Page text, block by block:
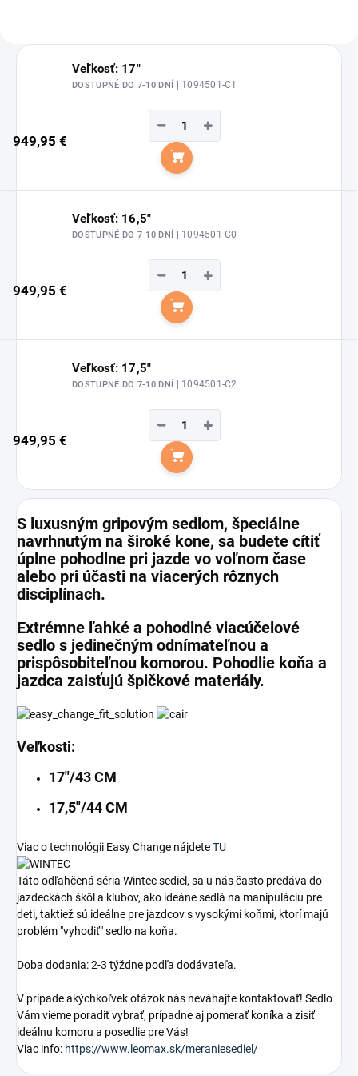
Veľkosť: 17"
DOSTUPNÉ DO 7-10 DNÍ | 1094501-C1
949,95 €
+
−
Do košíka
Veľkosť: 16,5"
DOSTUPNÉ DO 7-10 DNÍ | 1094501-C0
949,95 €
+
−
Do košíka
Veľkosť: 17,5"
DOSTUPNÉ DO 7-10 DNÍ | 1094501-C2
949,95 €
+
−
Do košíka
S luxusným gripovým sedlom, špeciálne
navrhnutým na široké kone, sa budete cítiť
úplne pohodlne pri jazde vo voľnom čase
alebo pri účasti na viacerých rôznych
disciplínach.
Extrémne ľahké a pohodlné viacúčelové
sedlo s jedinečným odnímateľnou a
prispôsobiteľnou komorou. Pohodlie koňa a
jazdca zaisťujú špičkové materiály.
Veľkosti:
17"/43 CM
17,5"/44 CM
Viac o technológii Easy Change nájdeteTU
Táto odľahčená séria Wintec sediel, sa u nás často predáva do
jazdeckách škôl a klubov, ako ideáne sedlá na manipuláciu pre
deti, taktiež sú ideálne pre jazdcov s vysokými koňmi, ktorí majú
problém "vyhodiť" sedlo na koňa.
Doba dodania: 2-3 týždne podľa dodávateľa.
V prípade akýchkoľvek otázok nás neváhajte kontaktovať! Sedlo
Vám vieme poradiť vybrať, prípadne aj pomerať koníka a zisiť
ideálnu komoru a posedlie pre Vás!
Viac info: https://www.leomax.sk/meraniesediel/